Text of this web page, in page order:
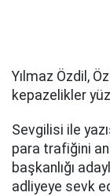
Yılmaz Özdil,
kepazelikler
Sevgilisi ile
para trafiğini
başkanlığı
adliyeye sevk